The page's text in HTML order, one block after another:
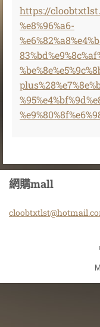
https://
%e8%96%a6-
網購mall
cloobtxtlst@hotm